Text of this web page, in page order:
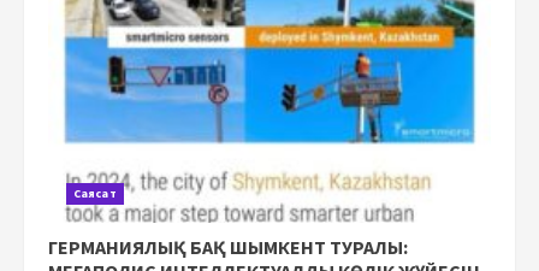
Саясат
ГЕРМАНИЯЛЫҚ БАҚ ШЫМКЕНТ ТУРАЛЫ: